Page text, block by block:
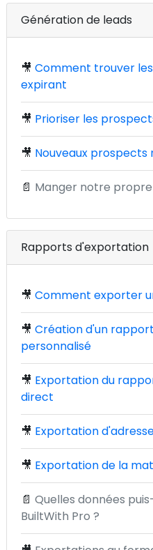
Génération de leads
🎥 Comment trouver
expirant
🎥 Prioriser les
🎥 Nouveaux prospects
📄 Manger notre
Rapports d'exportation
🎥 Comment exporter
🎥 Création d'un
personnalisé
🎥 Exportation du
direct
🎥 Exportation
🎥 Exportation de la
📄 Quelles données
BuiltWith Pro ?